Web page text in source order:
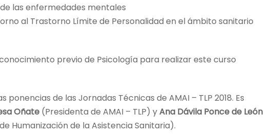
las enfermedades mentales
al Trastorno Límite de Personalidad en el ámbito sanitario
previo de Psicología para realizar este curso
ponencias de las Jornadas Técnicas de AMAI – TLP 2018. Es
Oñate (Presidenta de AMAI – TLP) yAna Dávila Ponce de León
Humanización de la Asistencia Sanitaria).